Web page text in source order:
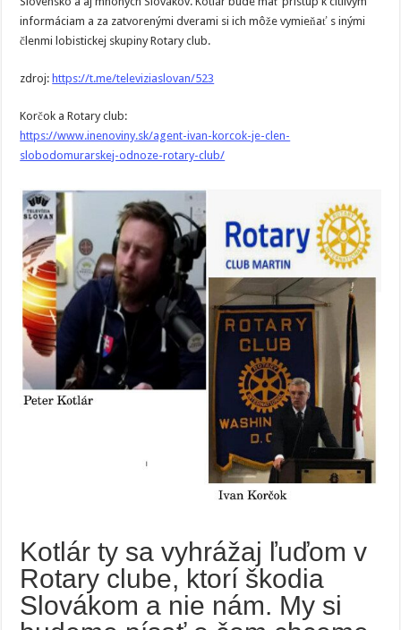
informáciam a za zatvorenými dverami si ich môže vymieňať s inými
členmi lobistickej skupiny Rotary club.
zdroj: https://t.me/televiziaslovan/523
Korčok a Rotary club:
https://www.inenoviny.sk/agent-ivan-korcok-je-clen-
slobodomurarskej-odnoze-rotary-club/
Kotlár ty sa vyhrážaj ľuďom v
Rotary clube, ktorí škodia
Slovákom a nie nám. My si